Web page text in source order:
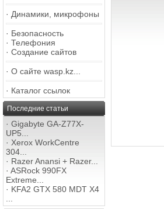
· Динамики, микрофоны
· Безопасность
· Телефония
· Создание сайтов
· О сайте wasp.kz...
· Каталог ссылок
Последние статьи
· Gigabyte GA-Z77X-
UP5...
· Xerox WorkCentre
304...
· Razer Anansi + Razer...
· ASRock 990FX
Extreme...
· KFA2 GTX 580 MDT X4